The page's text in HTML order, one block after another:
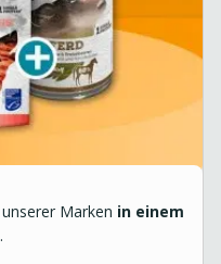
unserer Marken in einem
.